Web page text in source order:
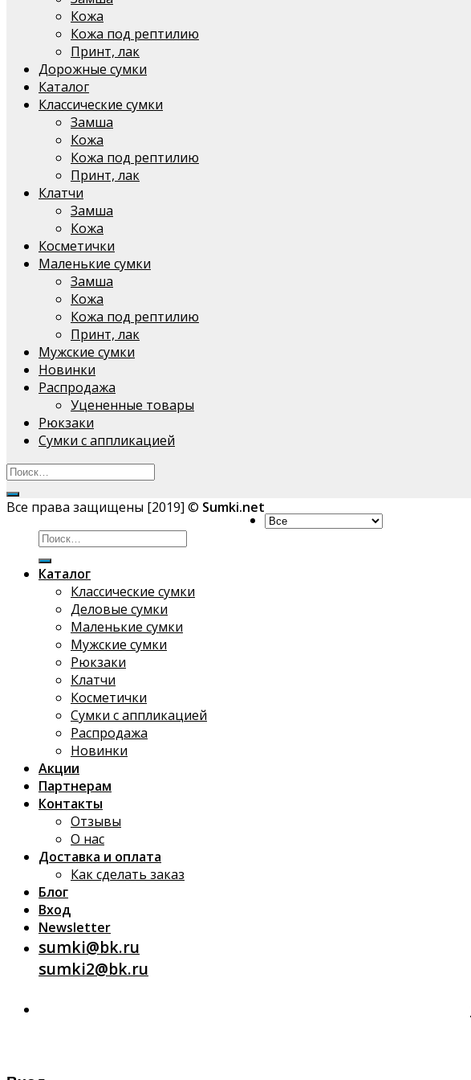
Кожа
Кожа под рептилию
Принт, лак
Дорожные сумки
Каталог
Классические сумки
Замша
Кожа
Кожа под рептилию
Принт, лак
Клатчи
Замша
Кожа
Косметички
Маленькие сумки
Замша
Кожа
Кожа под рептилию
Принт, лак
Мужские сумки
Новинки
Распродажа
Уцененные товары
Рюкзаки
Сумки с аппликацией
Все права защищены [2019] © Sumki.net
Искать:
Каталог
Классические сумки
Деловые сумки
Маленькие сумки
Мужские сумки
Рюкзаки
Клатчи
Косметички
Сумки с аппликацией
Распродажа
Новинки
Акции
Партнерам
Контакты
Отзывы
О нас
Доставка и оплата
Как сделать заказ
Блог
Вход
Newsletter
sumki@bk.ru
sumki2@bk.ru